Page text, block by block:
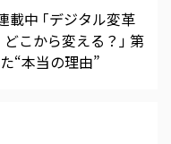
載中 ｢デジタル変革
こから変える？｣ 第
“本当の理由”